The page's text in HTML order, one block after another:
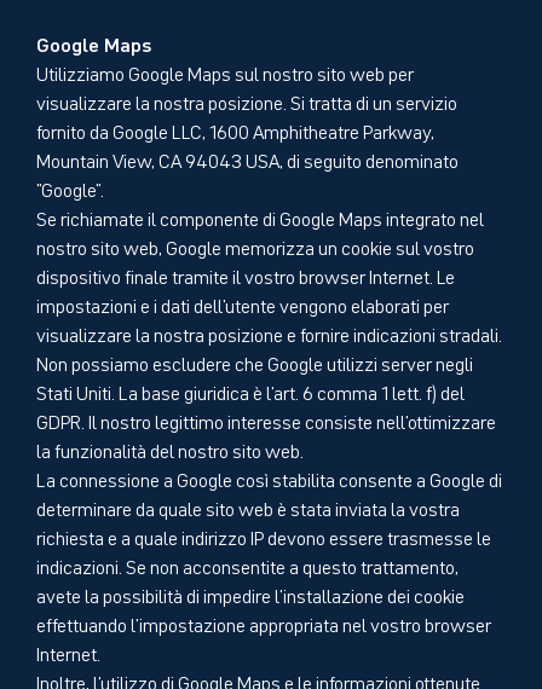
Google Maps
Utilizziamo Google Maps sul nostro sito web per
visualizzare la nostra posizione. Si tratta di un servizio
fornito da Google LLC, 1600 Amphitheatre Parkway,
Mountain View, CA 94043 USA, di seguito denominato
"Google".
Se richiamate il componente di Google Maps integrato nel
nostro sito web, Google memorizza un cookie sul vostro
dispositivo finale tramite il vostro browser Internet. Le
impostazioni e i dati dell'utente vengono elaborati per
visualizzare la nostra posizione e fornire indicazioni stradali.
Non possiamo escludere che Google utilizzi server negli
Stati Uniti. La base giuridica è l'art. 6 comma 1 lett. f) del
GDPR. Il nostro legittimo interesse consiste nell'ottimizzare
la funzionalità del nostro sito web.
La connessione a Google così stabilita consente a Google di
determinare da quale sito web è stata inviata la vostra
richiesta e a quale indirizzo IP devono essere trasmesse le
indicazioni. Se non acconsentite a questo trattamento,
avete la possibilità di impedire l'installazione dei cookie
effettuando l'impostazione appropriata nel vostro browser
Internet.
Inoltre, l'utilizzo di Google Maps e le informazioni ottenute